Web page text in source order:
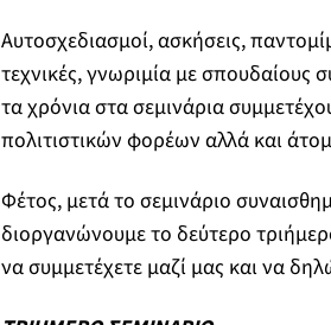
Αυτοσχεδιασμοί, ασκήσεις,
τεχνικές, γνωριμία με
τα χρόνια στα σεμινάρια
πολιτιστικών φορέων αλλά και
Φέτος, μετά το σεμινάριο
διοργανώνουμε το δεύτερο
να συμμετέχετε μαζί μας και να